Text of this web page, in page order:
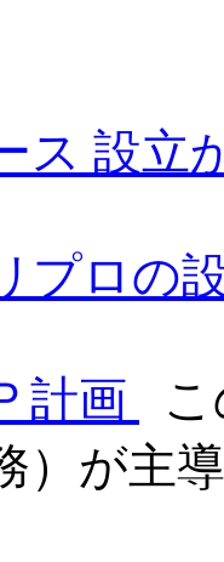
ス 設立
プロの
計画
）が主